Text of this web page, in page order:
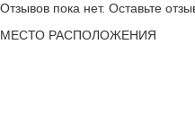
Отзывов пока нет. Оставьте
МЕСТО РАСПОЛОЖЕНИЯ